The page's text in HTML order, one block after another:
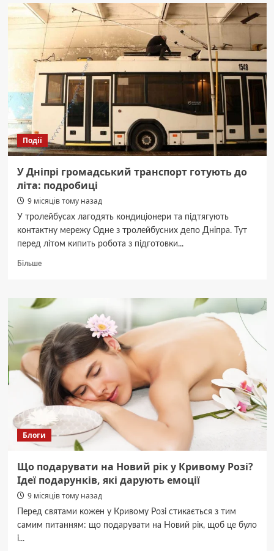
смак:
як
приготувати
кетчуп
з
гарбуза
на
зиму
Події
У Дніпрі громадський транспорт готують до
літа: подробиці
9 місяців тому назад
У тролейбусах лагодять кондиціонери та підтягують
контактну мережу Одне з тролейбусних депо Дніпра. Тут
перед літом кипить робота з підготовки...
БільшеДокладніше
Дніпрі
громадський
готують
до
літа:
подробиці
Блоги
Що подарувати на Новий рік у Кривому Розі?
Ідеї подарунків, які дарують емоції
9 місяців тому назад
Перед святами кожен у Кривому Розі стикається з тим
самим питанням: що подарувати на Новий рік, щоб це було
і...